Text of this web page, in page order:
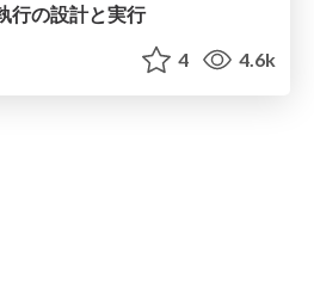
行の設計と実行
4 4.6k